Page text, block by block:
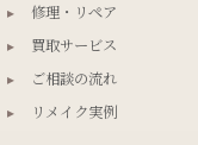
▸
修理・リペア
▸
買取サービス
▸
ご相談の流れ
▸
リメイク実例